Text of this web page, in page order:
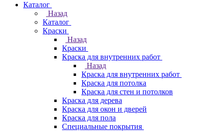
Каталог
Назад
Каталог
Краски
Назад
Краски
Краска для внутренних работ
Назад
Краска для внутренних работ
Краска для потолка
Краска для стен и потолков
Краска для дерева
Краска для окон и дверей
Краска для пола
Специальные покрытия